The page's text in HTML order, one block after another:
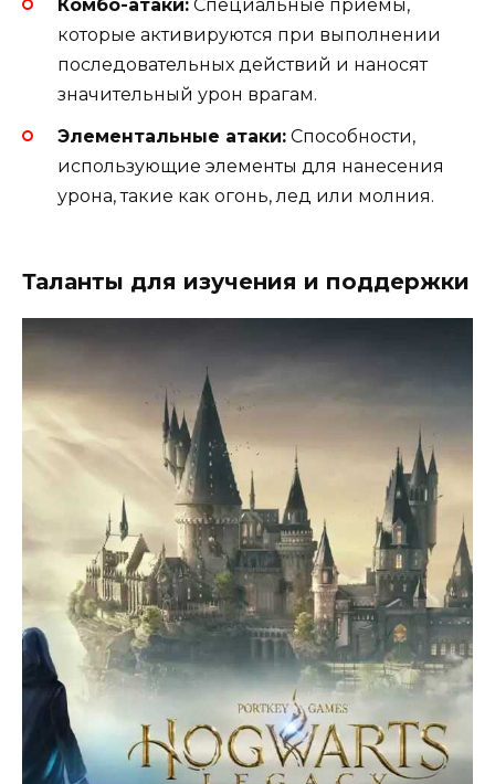
Комбо-атаки: Специальные приемы,
которые активируются при выполнении
последовательных действий и наносят
значительный урон врагам.
Элементальные атаки: Способности,
использующие элементы для нанесения
урона, такие как огонь, лед или молния.
Таланты для изучения и поддержки